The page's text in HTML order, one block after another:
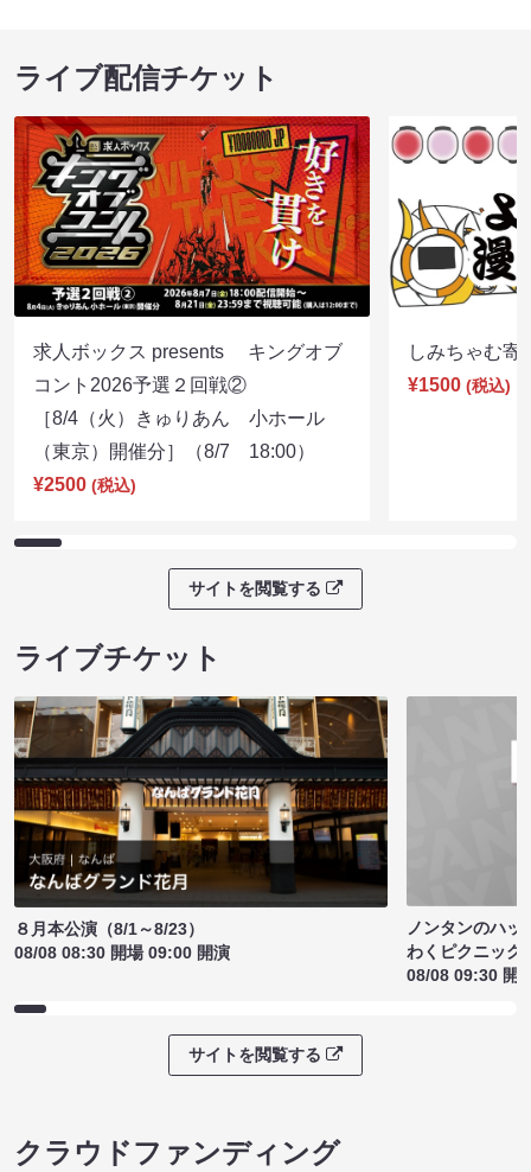
ライブ配信チケット
求人ボックス presents キングオブ
コント2026予選２回戦②
［8/4（火）きゅりあん 小ホール
（東京）開催分］（8/7 18:00）
¥2500 (税込)
しみちゃむ
¥1500 (税込)
サイトを閲覧する
ライブチケット
８月本公演（8/1～8/23）
08/08 08:30 開場 09:00 開演
ノンタンのハッ
わくピクニック
08/08 09:30 開
サイトを閲覧する
クラウドファンディング